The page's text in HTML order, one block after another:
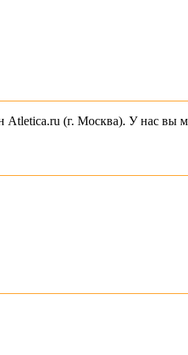
Atletica.ru (г. Москва). У нас вы